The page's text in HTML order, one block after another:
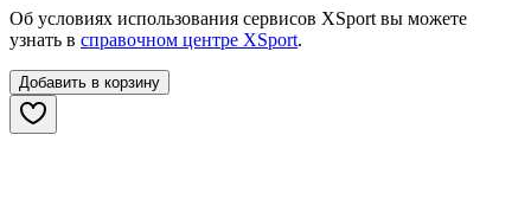
Об условиях использования сервисов XSport вы можете
узнать в справочном центре XSport.
Добавить в корзину